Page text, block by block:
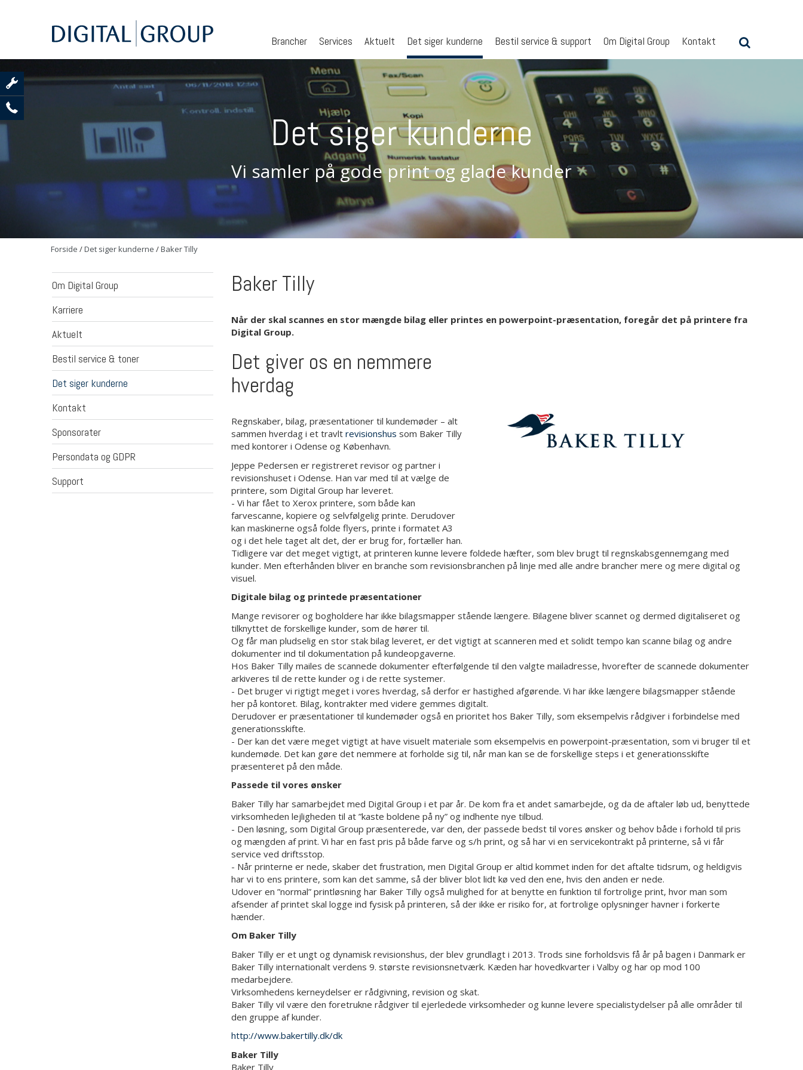
Brancher Services Aktuelt Det siger kunderne Bestil service & support Om Digital Group Kontakt
Det siger kunderne
Vi samler på gode print og glade kunder
Forside /Det siger kunderne /Baker Tilly
Om Digital Group
Karriere
Aktuelt
Bestil service & toner
Det siger kunderne
Kontakt
Sponsorater
Persondata og GDPR
Support
Baker Tilly
Når der skal scannes en stor mængde bilag eller printes en powerpoint-præsentation, foregår det på printere fra
Digital Group.
Det giver os en nemmere
hverdag
Regnskaber, bilag, præsentationer til kundemøder – alt
sammen hverdag i et travlt revisionshus som Baker Tilly
med kontorer i Odense og København.
Jeppe Pedersen er registreret revisor og partner i
revisionshuset i Odense. Han var med til at vælge de
printere, som Digital Group har leveret.
- Vi har fået to Xerox printere, som både kan
farvescanne, kopiere og selvfølgelig printe. Derudover
kan maskinerne også folde flyers, printe i formatet A3
og i det hele taget alt det, der er brug for, fortæller han.
Tidligere var det meget vigtigt, at printeren kunne levere foldede hæfter, som blev brugt til regnskabsgennemgang med
kunder. Men efterhånden bliver en branche som revisionsbranchen på linje med alle andre brancher mere og mere digital og
visuel.
Digitale bilag og printede præsentationer
Mange revisorer og bogholdere har ikke bilagsmapper stående længere. Bilagene bliver scannet og dermed digitaliseret og
tilknyttet de forskellige kunder, som de hører til.
Og får man pludselig en stor stak bilag leveret, er det vigtigt at scanneren med et solidt tempo kan scanne bilag og andre
dokumenter ind til dokumentation på kundeopgaverne.
Hos Baker Tilly mailes de scannede dokumenter efterfølgende til den valgte mailadresse, hvorefter de scannede dokumenter
arkiveres til de rette kunder og i de rette systemer.
- Det bruger vi rigtigt meget i vores hverdag, så derfor er hastighed afgørende. Vi har ikke længere bilagsmapper stående
her på kontoret. Bilag, kontrakter med videre gemmes digitalt.
Derudover er præsentationer til kundemøder også en prioritet hos Baker Tilly, som eksempelvis rådgiver i forbindelse med
generationsskifte.
- Der kan det være meget vigtigt at have visuelt materiale som eksempelvis en powerpoint-præsentation, som vi bruger til et
kundemøde. Det kan gøre det nemmere at forholde sig til, når man kan se de forskellige steps i et generationsskifte
præsenteret på den måde.
Passede til vores ønsker
Baker Tilly har samarbejdet med Digital Group i et par år. De kom fra et andet samarbejde, og da de aftaler løb ud, benyttede
virksomheden lejligheden til at ”kaste boldene på ny” og indhente nye tilbud.
- Den løsning, som Digital Group præsenterede, var den, der passede bedst til vores ønsker og behov både i forhold til pris
og mængden af print. Vi har en fast pris på både farve og s/h print, og så har vi en servicekontrakt på printerne, så vi får
service ved driftsstop.
- Når printerne er nede, skaber det frustration, men Digital Group er altid kommet inden for det aftalte tidsrum, og heldigvis
har vi to ens printere, som kan det samme, så der bliver blot lidt kø ved den ene, hvis den anden er nede.
Udover en ”normal” printløsning har Baker Tilly også mulighed for at benytte en funktion til fortrolige print, hvor man som
afsender af printet skal logge ind fysisk på printeren, så der ikke er risiko for, at fortrolige oplysninger havner i forkerte
hænder.
Om Baker Tilly
Baker Tilly er et ungt og dynamisk revisionshus, der blev grundlagt i 2013. Trods sine forholdsvis få år på bagen i Danmark er
Baker Tilly internationalt verdens 9. største revisionsnetværk. Kæden har hovedkvarter i Valby og har op mod 100
medarbejdere.
Virksomhedens kerneydelser er rådgivning, revision og skat.
Baker Tilly vil være den foretrukne rådgiver til ejerledede virksomheder og kunne levere specialistydelser på alle områder til
den gruppe af kunder.
http://www.bakertilly.dk/dk
Baker Tilly
Baker Tilly